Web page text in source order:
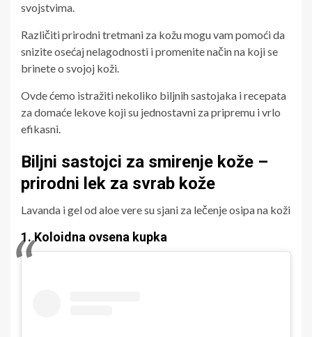
svojstvima.
Različiti prirodni tretmani za kožu mogu vam pomoći da
snizite osećaj nelagodnosti i promenite način na koji se
brinete o svojoj koži.
Ovde ćemo istražiti nekoliko biljnih sastojaka i recepata
za domaće lekove koji su jednostavni za pripremu i vrlo
efikasni.
Biljni sastojci za smirenje kože –
prirodni lek za svrab kože
Lavanda i gel od aloe vere su sjani za lečenje osipa na koži
1. Koloidna ovsena kupka